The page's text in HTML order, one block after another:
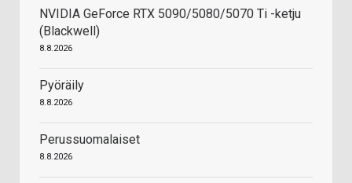
NVIDIA GeForce RTX 5090/5080/5070 Ti -ketju
(Blackwell)
8.8.2026
Pyöräily
8.8.2026
Perussuomalaiset
8.8.2026